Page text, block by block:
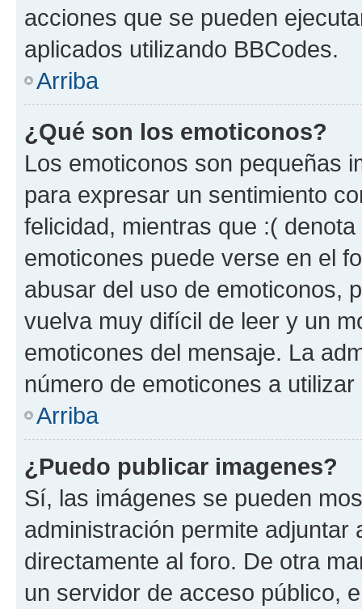
acciones que se pueden
aplicados utilizando BBCodes.
Arriba
¿Qué son los emoticonos?
Los emoticonos son pequeñas
para expresar un sentimiento
felicidad, mientras que :(
emoticones puede verse en el
abusar del uso de emoticonos,
vuelva muy difícil de leer y un
emoticones del mensaje. La
número de emoticones a
Arriba
¿Puedo publicar imagenes?
Sí, las imágenes se pueden
administración permite
directamente al foro. De otra
un servidor de acceso público,